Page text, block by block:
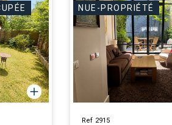
NUE-PROPRIÉTÉ
Ref 2915